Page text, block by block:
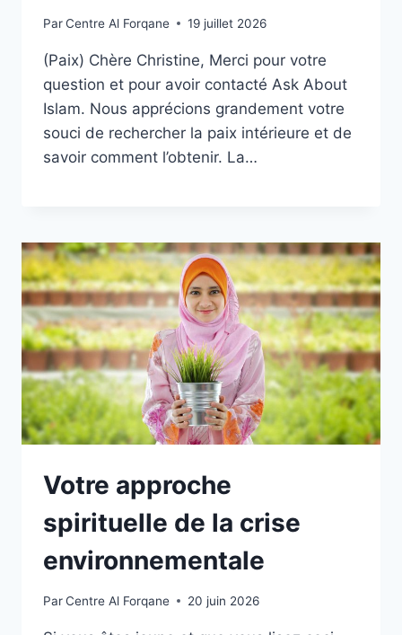
ParCentre Al Forqane 19 juillet 2026
(Paix) Chère Christine, Merci pour votre
question et pour avoir contacté Ask About
Islam. Nous apprécions grandement votre
souci de rechercher la paix intérieure et de
savoir comment l’obtenir. La…
Votre approche
spirituelle de la crise
environnementale
ParCentre Al Forqane 20 juin 2026